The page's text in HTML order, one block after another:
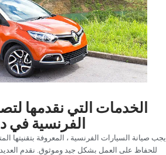
‏الخدمات التي نقدمها
الفرنسية في
‏يجب صيانة السيارات الفرنسية ، المعروفة بتقنيتها
للحفاظ على العمل بشكل جيد وموثوق. نقدم